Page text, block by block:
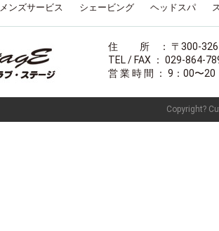
メンズサービス シェービング ヘッドスパ
住 所 ： 〒300-3261
TEL / FAX ： 029-864-
営 業 時 間 ： 9：00〜
Copyright?